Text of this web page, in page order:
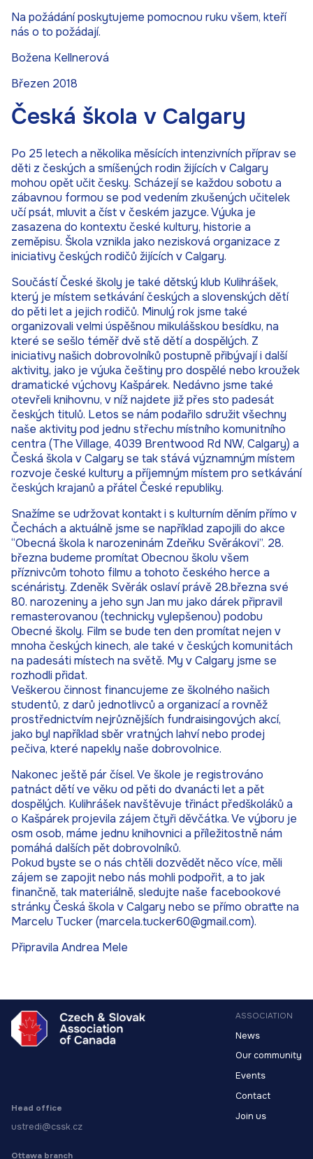
Na požádání poskytujeme pomocnou ruku všem, kteří
nás o to požádají.
Božena Kellnerová
Březen 2018
Česká škola v Calgary
Po 25 letech a několika měsících intenzivních příprav se
děti z českých a smíšených rodin žijících v Calgary
mohou opět učit česky. Scházejí se každou sobotu a
zábavnou formou se pod vedením zkušených učitelek
učí psát, mluvit a číst v českém jazyce. Výuka je
zasazena do kontextu české kultury, historie a
zeměpisu. Škola vznikla jako nezisková organizace z
iniciativy českých rodičů žijících v Calgary.
Součástí České školy je také dětský klub Kulihrášek,
který je místem setkávání českých a slovenských dětí
do pěti let a jejich rodičů. Minulý rok jsme také
organizovali velmi úspěšnou mikulášskou besídku, na
které se sešlo téměř dvě stě dětí a dospělých. Z
iniciativy našich dobrovolníků postupně přibývají i další
aktivity, jako je výuka češtiny pro dospělé nebo kroužek
dramatické výchovy Kašpárek. Nedávno jsme také
otevřeli knihovnu, v níž najdete již přes sto padesát
českých titulů. Letos se nám podařilo sdružit všechny
naše aktivity pod jednu střechu místního komunitního
centra (The Village, 4039 Brentwood Rd NW, Calgary) a
Česká škola v Calgary se tak stává významným místem
rozvoje české kultury a příjemným místem pro setkávání
českých krajanů a přátel České republiky.
Snažíme se udržovat kontakt i s kulturním děním přímo v
Čechách a aktuálně jsme se například zapojili do akce
“Obecná škola k narozeninám Zdeňku Svěrákovi”. 28.
března budeme promítat Obecnou školu všem
příznivcům tohoto filmu a tohoto českého herce a
scénáristy. Zdeněk Svěrák oslaví právě 28.března své
80. narozeniny a jeho syn Jan mu jako dárek připravil
remasterovanou (technicky vylepšenou) podobu
Obecné školy. Film se bude ten den promítat nejen v
mnoha českých kinech, ale také v českých komunitách
na padesáti místech na světě. My v Calgary jsme se
rozhodli přidat.
Veškerou činnost financujeme ze školného našich
studentů, z darů jednotlivců a organizací a rovněž
prostřednictvím nejrůznějších fundraisingových akcí,
jako byl například sběr vratných lahví nebo prodej
pečiva, které napekly naše dobrovolnice.
Nakonec ještě pár čísel. Ve škole je registrováno
patnáct dětí ve věku od pěti do dvanácti let a pět
dospělých. Kulihrášek navštěvuje třináct předškoláků a
o Kašpárek projevila zájem čtyři děvčátka. Ve výboru je
osm osob, máme jednu knihovnici a příležitostně nám
pomáhá dalších pět dobrovolníků.
Pokud byste se o nás chtěli dozvědět něco více, měli
zájem se zapojit nebo nás mohli podpořit, a to jak
finančně, tak materiálně, sledujte naše facebookové
stránky Česká škola v Calgary nebo se přímo obraťte na
Marcelu Tucker (marcela.tucker60@gmail.com).
Připravila Andrea Mele
Head office
ustredi@cssk.cz
Ottawa branch
ASSOCIATION
News
Our community
Events
Contact
Join us